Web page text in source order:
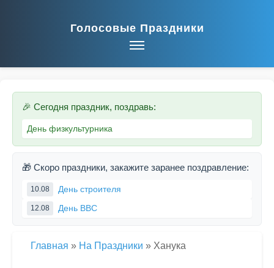
Голосовые Праздники
🎉 Сегодня праздник, поздравь:
День физкультурника
🎁 Скоро праздники, закажите заранее поздравление:
10.08 День строителя
12.08 День ВВС
Главная » На Праздники » Ханука